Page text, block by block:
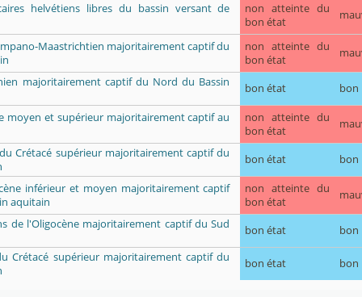
helvétiens libres du bassin versant de
non atteinte du
bon état
Maastrichtien majoritairement captif du
non atteinte du
bon état
majoritairement captif du Nord du Bassin bon état bon
moyen et supérieur majoritairement captif au
non atteinte du
bon état
Crétacé supérieur majoritairement captif du
bon état bon
inférieur et moyen majoritairement captif
aquitain
non atteinte du
bon état
de l'Oligocène majoritairement captif du Sud bon état
bon
Crétacé supérieur majoritairement captif du
bon état bon